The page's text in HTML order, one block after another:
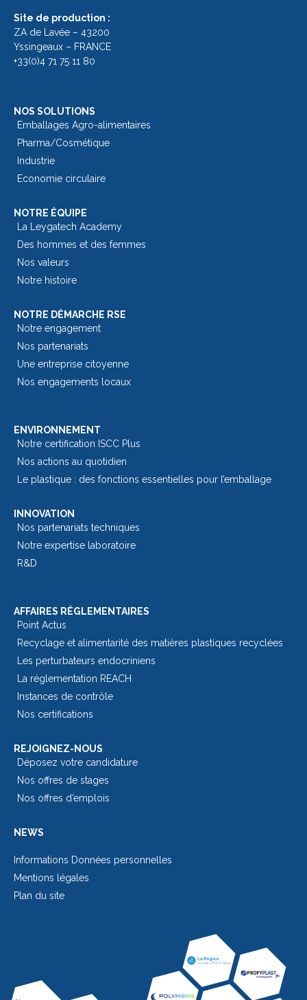
Site de production :
ZA de Lavée – 43200
Yssingeaux – FRANCE
+33(0)4 71 75 11 80
NOS SOLUTIONS
Emballages Agro-alimentaires
Pharma/Cosmétique
Industrie
Economie circulaire
NOTRE ÉQUIPE
La Leygatech Academy
Des hommes et des femmes
Nos valeurs
Notre histoire
NOTRE DÉMARCHE RSE
Notre engagement
Nos partenariats
Une entreprise citoyenne
Nos engagements locaux
ENVIRONNEMENT
Notre certification ISCC Plus
Nos actions au quotidien
Le plastique : des fonctions essentielles pour l’emballage​
INNOVATION
Nos partenariats techniques
Notre expertise laboratoire
R&D
AFFAIRES RÉGLEMENTAIRES
Point Actus
Recyclage et alimentarité des matières plastiques recyclées
Les perturbateurs endocriniens
La réglementation REACH
Instances de contrôle
Nos certifications
REJOIGNEZ-NOUS
Déposez votre candidature
Nos offres de stages
Nos offres d’emplois
NEWS
Informations Données personnelles
Mentions légales
Plan du site